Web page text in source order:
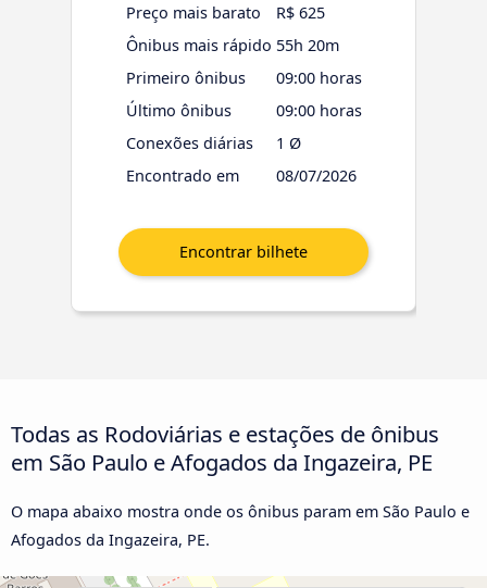
Preço mais barato
R$ 625
Ônibus mais rápido 55h 20m
Primeiro ônibus
09:00 horas
Último ônibus
09:00 horas
Conexões diárias
1 Ø
Encontrado em
08/07/2026
Todas as Rodoviárias e estações de ônibus
em São Paulo e Afogados da Ingazeira, PE
O mapa abaixo mostra onde os ônibus param em São Paulo e
Afogados da Ingazeira, PE.